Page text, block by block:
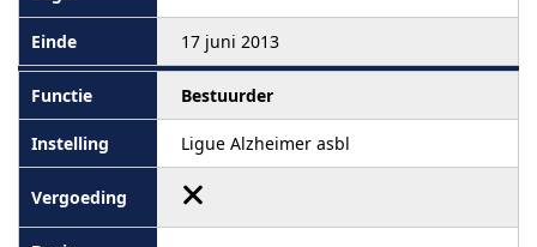
17 juni 2013
Bestuurder
Ligue Alzheimer asbl